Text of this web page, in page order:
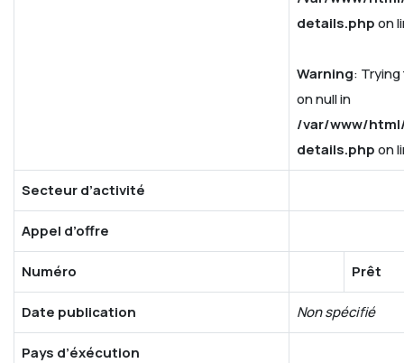
details.phpon
Warning:
on null in
/var/www/
details.phpon
Secteur d’activité
Appel d’offre
Numéro Prêt
Date publication Non spécifié
Pays d’éxécution